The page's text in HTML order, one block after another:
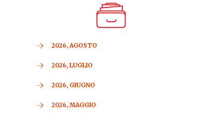
2026, AGOSTO
2026, LUGLIO
2026, GIUGNO
2026, MAGGIO